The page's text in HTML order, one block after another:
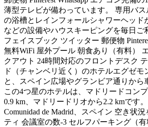
薄型テレビが備わっています。 専用バ
の浴槽とレインフォールシャワーヘッド
などの設備やハウスキーピングを毎日ご
フェイスブック ツイッター 郵便物
無料WiFi 屋外プール 朝食あり（有料）
クアウト 24時間対応のフロントデスク
ド（チャンベリ近く）のホテルエグゼモ
と、スペイン広場やグランビア通りから
この4つ星のホテルは、マドリードコン
0.9 km、マドリードリオから2.2 kmです
Comunidad de Madrid、スペイン 空き状
ティ 会議室の数-3 セルフパーキング（